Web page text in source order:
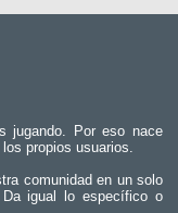
jugando. Por eso nace
propios usuarios.
comunidad en un solo
igual lo específico o